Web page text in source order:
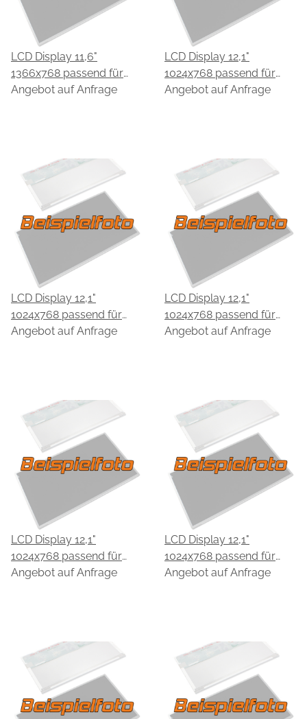
LCD Display 11,6"
1366x768 passend für
HannStar HSD116BHW1-
Angebot auf Anfrage
LCD Display 12,1"
1024x768 passend für
HannStar HSD121PX11-
Angebot auf Anfrage
LCD Display 12,1"
1024x768 passend für
HannStar HSD121PX11-C
Angebot auf Anfrage
LCD Display 12,1"
1024x768 passend für
HannStar HSD121PX12-A
Angebot auf Anfrage
LCD Display 12,1"
1024x768 passend für
HannStar HSD121PX13-B
Angebot auf Anfrage
LCD Display 12,1"
1024x768 passend für
HannStar HSD121PX14
Angebot auf Anfrage